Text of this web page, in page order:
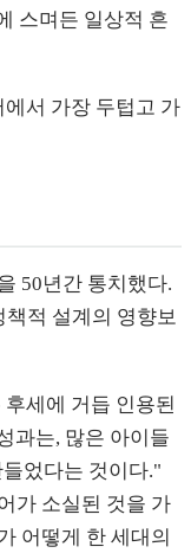
스며든 일상적 흔
서 가장 두텁고 가
50년간 통치했다.
책적 설계의 영향보
세에 거듭 인용된
과는, 많은 아이들
었다는 것이다."
가 소실된 것을 가
어떻게 한 세대의